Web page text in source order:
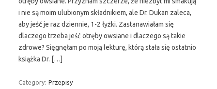
i nie są moim ulubionym składnikiem, ale Dr. Dukan zaleca,
aby jeść je raz dziennie, 1-2 łyżki. Zastanawiałam się
dlaczego trzeba jeść otręby owsiane i dlaczego są takie
zdrowe? Sięgnęłam po moją lekturę, którą stała się ostatnio
książka Dr. […]
Category: Przepisy